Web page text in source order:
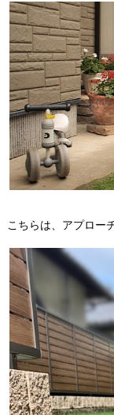
こちらは、アプロー